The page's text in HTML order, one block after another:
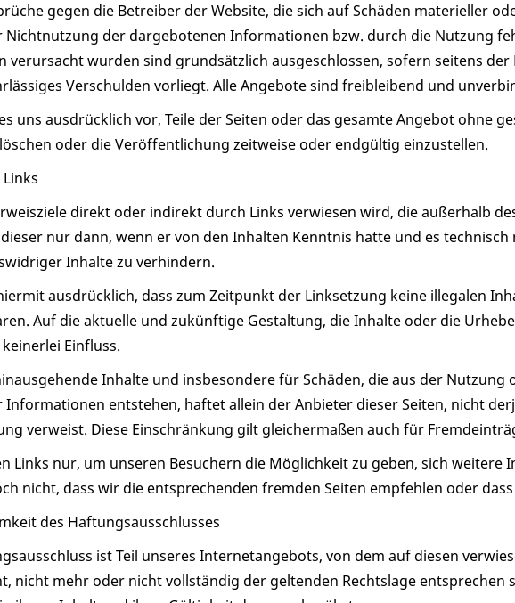
gegen die Betreiber der Website, die sich auf Schäden materieller
Nichtnutzung der dargebotenen Informationen bzw. durch die Nutzung
verursacht wurden sind grundsätzlich ausgeschlossen, sofern seitens
Verschulden vorliegt. Alle Angebote sind freibleibend und
uns ausdrücklich vor, Teile der Seiten oder das gesamte Angebot ohne
oder die Veröffentlichung zeitweise oder endgültig einzustellen.
direkt oder indirekt durch Links verwiesen wird, die außerhalb
nur dann, wenn er von den Inhalten Kenntnis hatte und es
Inhalte zu verhindern.
ausdrücklich, dass zum Zeitpunkt der Linksetzung keine illegalen
Auf die aktuelle und zukünftige Gestaltung, die Inhalte oder die
Einfluss.
Inhalte und insbesondere für Schäden, die aus der
entstehen, haftet allein der Anbieter dieser Seiten, nicht
verweist. Diese Einschränkung gilt gleichermaßen auch für
Links nur, um unseren Besuchern die Möglichkeit zu geben, sich weitere
nicht, dass wir die entsprechenden fremden Seiten empfehlen oder
des Haftungsausschlusses
ist Teil unseres Internetangebots, von dem auf diesen
nicht mehr oder nicht vollständig der geltenden Rechtslage entsprechen